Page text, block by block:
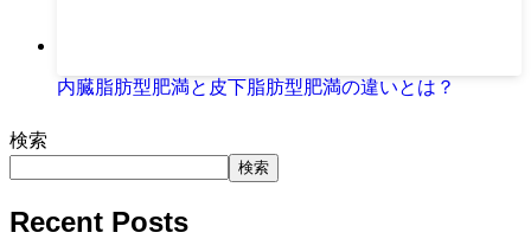
内臓脂肪型肥満と皮下脂肪型肥満の違いとは？
検索
検索
Recent Posts